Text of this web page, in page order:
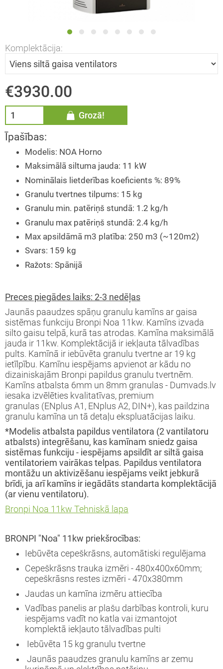
Komplektācija:
€3930.00
Grozā!
Īpašības:
Modelis: NOA Horno
Maksimālā siltuma jauda: 11 kW
Nominālais lietderības koeficients %: 89%
Granulu tvertnes tilpums: 15 kg
Granulu min. patēriņš stundā: 1.2 kg/h
Granulu max patēriņš stundā: 2.4 kg/h
Max apsildāmā m3 platība: 250 m3 (~120m2)
Svars: 159 kg
Ražots: Spānijā
Preces piegādes laiks: 2-3 nedēļas
Jaunās paaudzes spāņu granulu kamīns ar gaisa
sistēmas funkciju Bronpi Noa 11kw. Kamīns izvada
silto gaisu telpā, kurā tas atrodas. Kamīna maksimālā
jauda ir 11kw. Komplektācijā ir iekļauta tālvadības
pults. Kamīnā ir iebūvēta granulu tvertne ar 19 kg
ietīlpību. Kamīnu iespējams apvienot ar kādu no
dizainiskajām Bronpi papildus granulu tvertnēm.
Kamīns atbalsta 6mm un 8mm granulas - Dumvads.lv
iesaka izvēlēties kvalitatīvas, premium
granulas (ENplus A1, ENplus A2, DIN+), kas paildzina
granulu kamīna un tā detaļu ekspluatācijas laiku.
*Modelis atbalsta papildus ventilatora (2 vantilatoru
atbalsts) integrēšanu, kas kamīnam sniedz gaisa
sistēmas funkciju - iespējams apsildīt ar siltā gaisa
ventilatoriem vairākas telpas. Papildus ventilatora
montāžu un aktivizēšanu iespējams veikt jebkurā
brīdi, ja arī kamīns ir iegādāts standarta komplektācijā
(ar vienu ventilatoru).
Bronpi Noa 11kw Tehniskā lapa
BRONPI "Noa" 11kw priekšrocības:
Iebūvēta cepeškrāsns, automātiski regulējama
Cepeškrāsns trauka izmēri - 480x400x60mm;
cepeškrāsns restes izmēri - 470x380mm
Jaudas un kamīna izmēru attiecība
Vadības panelis ar plašu darbības kontroli, kuru
iespējams vadīt no katla vai izmantojot
komplektā iekļauto tālvadības pulti
Iebūvēta 15 kg granulu tvertne
Jaunās paaudzes granulu kamīns ar zemu